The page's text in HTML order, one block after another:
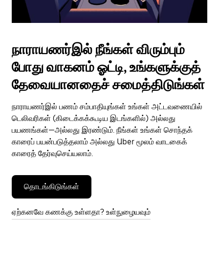
நாராயணர்இல் நீங்கள் விரும்பும்
போது வாகனம் ஓட்டி, உங்களுக்குத்
தேவையானதைச் சமைத்திடுங்கள்
நாராயணர்இல் பணம் சம்பாதியுங்கள் உங்கள் அட்டவணையில்
டெலிவரிகள் (கிடைக்கக்கூடிய இடங்களில்) அல்லது
பயணங்கள்—அல்லது இரண்டும். நீங்கள் உங்கள் சொந்தக்
காரைப் பயன்படுத்தலாம் அல்லது Uber மூலம் வாடகைக்
காரைத் தேர்வுசெய்யலாம்.
தொடங்கிடுங்கள்
ஏற்கனவே கணக்கு உள்ளதா? உள்நுழையவும்